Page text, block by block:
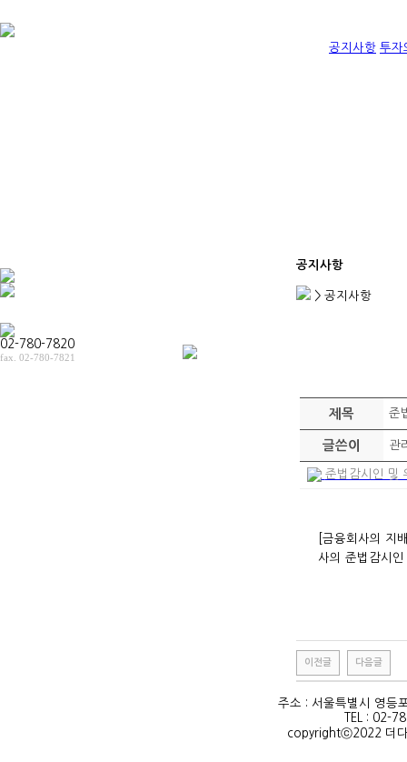
공지사항 투자
02-780-7820
fax. 02-780-7821
공지사항
> 공지사항
제목 준
글쓴이 관
준법감시인 및
[금융회사의 지
사의 준법감시
이전글 다음글
주소 : 서울특별시 영등
TEL : 02-
copyrightⓒ2022 더다